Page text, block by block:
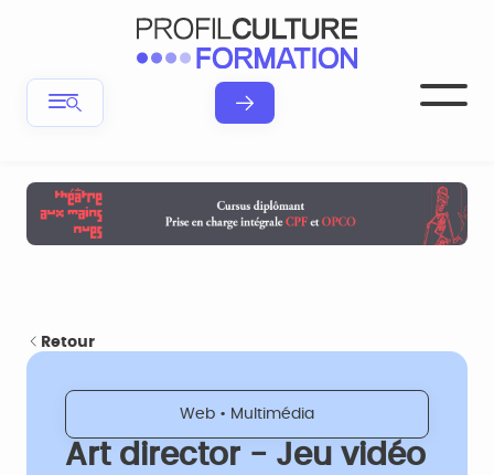
Retour
Web • Multimédia
Art director - Jeu vidéo